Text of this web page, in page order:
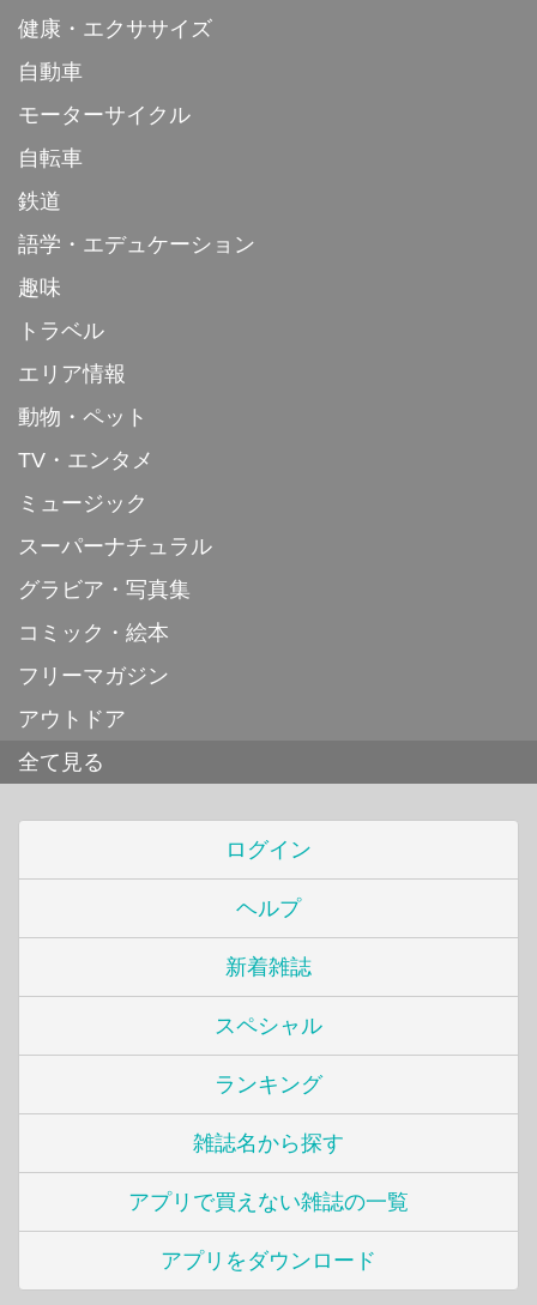
健康・エクササイズ
自動車
モーターサイクル
自転車
鉄道
語学・エデュケーション
趣味
トラベル
エリア情報
動物・ペット
TV・エンタメ
ミュージック
スーパーナチュラル
グラビア・写真集
コミック・絵本
フリーマガジン
アウトドア
全て見る
ログイン
ヘルプ
新着雑誌
スペシャル
ランキング
雑誌名から探す
アプリで買えない雑誌の一覧
アプリをダウンロード